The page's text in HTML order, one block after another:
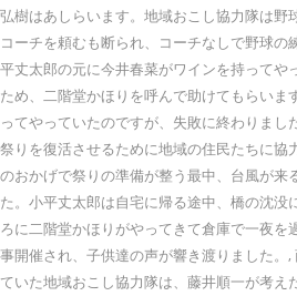
弘樹はあしらいます。地域おこし協力隊は野
コーチを頼むも断られ、コーチなしで野球の
平丈太郎の元に今井春菜がワインを持ってや
ため、二階堂かほりを呼んで助けてもらいま
ってやっていたのですが、失敗に終わりまし
祭りを復活させるために地域の住民たちに協
のおかげで祭りの準備が整う最中、台風が来
た。小平丈太郎は自宅に帰る途中、橋の沈没
ろに二階堂かほりがやってきて倉庫で一夜を
事開催され、子供達の声が響き渡りました。,
ていた地域おこし協力隊は、藤井順一が考え